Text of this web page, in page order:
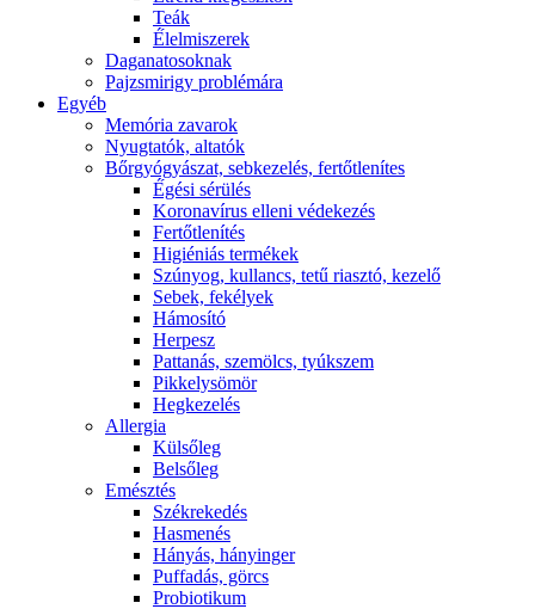
Teák
É́lelmiszerek
Daganatosoknak
Pajzsmirigy problémára
Egyéb
Memória zavarok
Nyugtatók, altatók
Bőrgyógyászat, sebkezelés, fertőtlenítes
É́gési sérülés
Koronavírus elleni védekezés
Fertőtlenítés
Higiéniás termékek
Szúnyog, kullancs, tetű riasztó, kezelő
Sebek, fekélyek
Hámosító
Herpesz
Pattanás, szemölcs, tyúkszem
Pikkelysömör
Hegkezelés
Allergia
Külsőleg
Belsőleg
Emésztés
Székrekedés
Hasmenés
Hányás, hányinger
Puffadás, görcs
Probiotikum